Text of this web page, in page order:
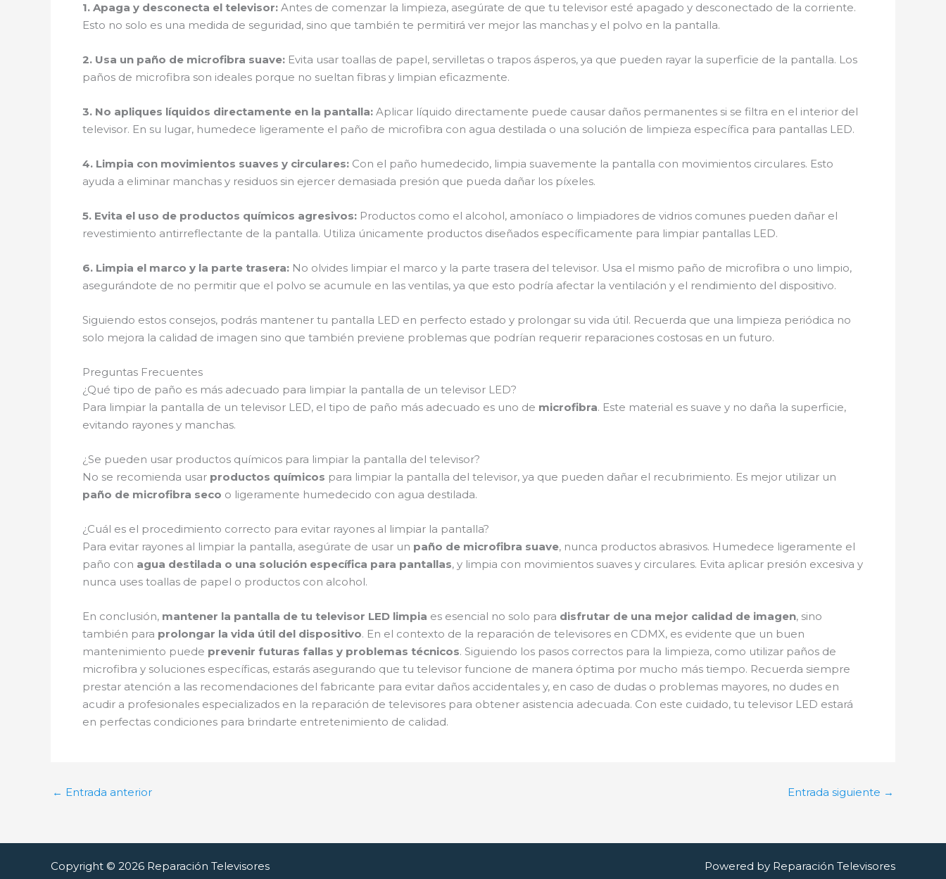
1. Apaga y desconecta el televisor: Antes de comenzar la limpieza, asegúrate de que tu televisor esté apagado y desconectado de la corriente.
Esto no solo es una medida de seguridad, sino que también te permitirá ver mejor las manchas y el polvo en la pantalla.
2. Usa un paño de microfibra suave: Evita usar toallas de papel, servilletas o trapos ásperos, ya que pueden rayar la superficie de la pantalla. Los
paños de microfibra son ideales porque no sueltan fibras y limpian eficazmente.
3. No apliques líquidos directamente en la pantalla: Aplicar líquido directamente puede causar daños permanentes si se filtra en el interior del
televisor. En su lugar, humedece ligeramente el paño de microfibra con agua destilada o una solución de limpieza específica para pantallas LED.
4. Limpia con movimientos suaves y circulares: Con el paño humedecido, limpia suavemente la pantalla con movimientos circulares. Esto
ayuda a eliminar manchas y residuos sin ejercer demasiada presión que pueda dañar los píxeles.
5. Evita el uso de productos químicos agresivos: Productos como el alcohol, amoníaco o limpiadores de vidrios comunes pueden dañar el
revestimiento antirreflectante de la pantalla. Utiliza únicamente productos diseñados específicamente para limpiar pantallas LED.
6. Limpia el marco y la parte trasera: No olvides limpiar el marco y la parte trasera del televisor. Usa el mismo paño de microfibra o uno limpio,
asegurándote de no permitir que el polvo se acumule en las ventilas, ya que esto podría afectar la ventilación y el rendimiento del dispositivo.
Siguiendo estos consejos, podrás mantener tu pantalla LED en perfecto estado y prolongar su vida útil. Recuerda que una limpieza periódica no
solo mejora la calidad de imagen sino que también previene problemas que podrían requerir reparaciones costosas en un futuro.
Preguntas Frecuentes
¿Qué tipo de paño es más adecuado para limpiar la pantalla de un televisor LED?
Para limpiar la pantalla de un televisor LED, el tipo de paño más adecuado es uno de microfibra. Este material es suave y no daña la superficie,
evitando rayones y manchas.
¿Se pueden usar productos químicos para limpiar la pantalla del televisor?
No se recomienda usar productos químicos para limpiar la pantalla del televisor, ya que pueden dañar el recubrimiento. Es mejor utilizar un
paño de microfibra seco o ligeramente humedecido con agua destilada.
¿Cuál es el procedimiento correcto para evitar rayones al limpiar la pantalla?
Para evitar rayones al limpiar la pantalla, asegúrate de usar un paño de microfibra suave, nunca productos abrasivos. Humedece ligeramente el
paño con agua destilada o una solución específica para pantallas, y limpia con movimientos suaves y circulares. Evita aplicar presión excesiva y
nunca uses toallas de papel o productos con alcohol.
En conclusión, mantener la pantalla de tu televisor LED limpia es esencial no solo para disfrutar de una mejor calidad de imagen, sino
también para prolongar la vida útil del dispositivo. En el contexto de la reparación de televisores en CDMX, es evidente que un buen
mantenimiento puede prevenir futuras fallas y problemas técnicos. Siguiendo los pasos correctos para la limpieza, como utilizar paños de
microfibra y soluciones específicas, estarás asegurando que tu televisor funcione de manera óptima por mucho más tiempo. Recuerda siempre
prestar atención a las recomendaciones del fabricante para evitar daños accidentales y, en caso de dudas o problemas mayores, no dudes en
acudir a profesionales especializados en la reparación de televisores para obtener asistencia adecuada. Con este cuidado, tu televisor LED estará
en perfectas condiciones para brindarte entretenimiento de calidad.
← Entrada anterior Entrada siguiente →
Copyright © 2026 Reparación Televisores Powered by Reparación Televisores